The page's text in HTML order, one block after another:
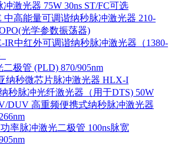
冲激光器 75W 30ns ST/FC可选
中高能量可调谐纳秒脉冲激光器 210-
光学参数振荡器)
IR中红外可调谐纳秒脉冲激光器（1380-
二极管 (PLD) 870/905nm
纳秒微芯片脉冲激光器 HLX-I
秒脉冲光纤激光器（用于DTS) 50W
DUV 高重频便携式纳秒脉冲激光器
率脉冲激光二极管 100ns脉宽